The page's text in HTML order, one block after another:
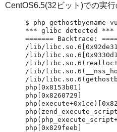
CentOS6.5(32ビット)での実行
$ php gethostbyename-
*** glibc detected ***
======= Backtrace:
/lib/
/lib/
/lib/
/lib/
/lib/
php[0x8153b01]
php[0x8260729]
php[0x829feeb]